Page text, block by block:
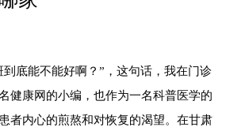
底能不能好啊？”，这句话，我在门诊
健康网的小编，也作为一名科普医学的
者内心的煎熬和对恢复的渴望。在甘肃